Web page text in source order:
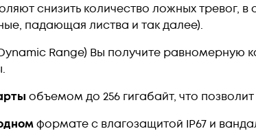
снизить количество ложных тревог,
падающая листва и так далее).
Range) Вы получите равномерную
объемом до 256 гигабайт, что
формате с влагозащитой IP67 и